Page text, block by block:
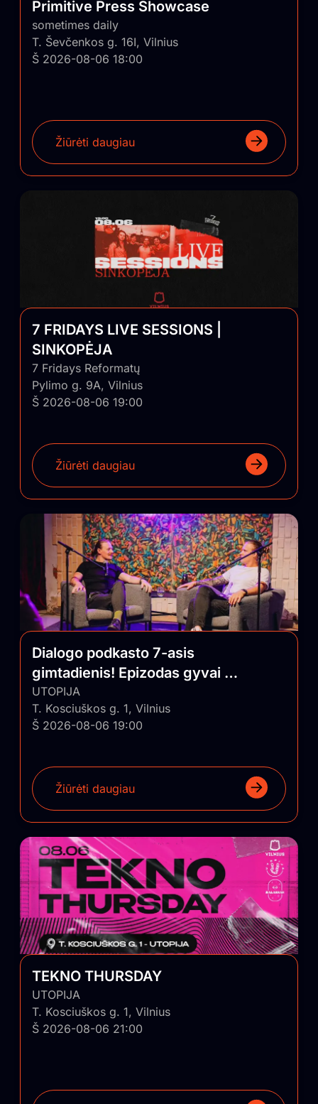
Primitive Press Showcase
sometimes daily
T. Ševčenkos g. 16I, Vilnius
Š 2026-08-06 18:00
Žiūrėti daugiau
7 FRIDAYS LIVE SESSIONS |
SINKOPĖJA
7 Fridays Reformatų
Pylimo g. 9A, Vilnius
Š 2026-08-06 19:00
Žiūrėti daugiau
Dialogo podkasto 7-asis
gimtadienis! Epizodas gyvai su
auditorija
UTOPIJA
T. Kosciuškos g. 1, Vilnius
Š 2026-08-06 19:00
Žiūrėti daugiau
TEKNO THURSDAY
UTOPIJA
T. Kosciuškos g. 1, Vilnius
Š 2026-08-06 21:00